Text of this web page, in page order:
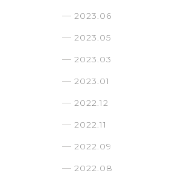
2023.06
2023.05
2023.03
2023.01
2022.12
2022.11
2022.09
2022.08